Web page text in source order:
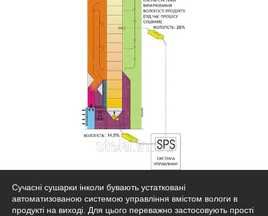
Сучасні сушарки інколи бувають устатковані
автоматизованою системою управління вмістом вологи в
продукті на виході. Для цього переважно застосовують прості